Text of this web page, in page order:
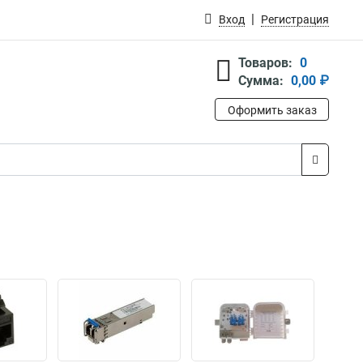
Вход Регистрация
Товаров: 0
Сумма: 0,00 ₽
Оформить заказ